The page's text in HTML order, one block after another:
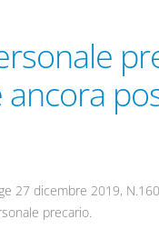
27 dicembre 2019,
precario.